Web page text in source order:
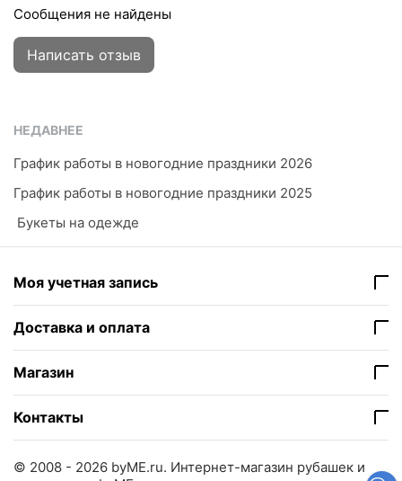
Сообщения не найдены
Написать отзыв
НЕДАВНЕЕ
График работы в новогодние праздники 2026
График работы в новогодние праздники 2025
​ Букеты на одежде
Моя учетная запись
Доставка и оплата
Магазин
Контакты
© 2008 - 2026 byME.ru. Интернет-магазин рубашек и